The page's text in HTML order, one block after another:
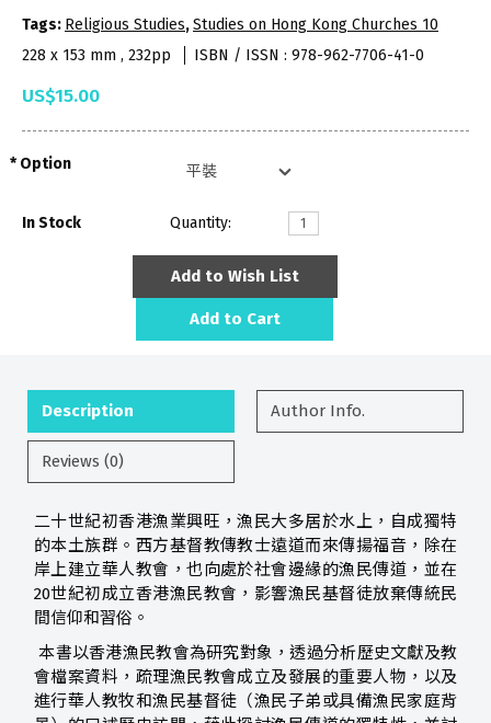
Tags: Religious Studies,Studies on Hong Kong Churches 10
228 x 153 mm , 232pp
ISBN / ISSN : 978-962-7706-41-0
US$15.00
Option
In Stock Quantity:
Add to Wish List
Add to Cart
Description Author Info.
Reviews (0)
二十世紀初香港漁業興旺，漁民大多居於水上，自成獨特
的本土族群。西方基督教傳教士遠道而來傳揚福音，除在
岸上建立華人教會，也向處於社會邊緣的漁民傳道，並在
20世紀初成立香港漁民教會，影響漁民基督徒放棄傳統民
間信仰和習俗。
本書以香港漁民教會為研究對象，透過分析歷史文獻及教
會檔案資料，疏理漁民教會成立及發展的重要人物，以及
進行華人教牧和漁民基督徒（漁民子弟或具備漁民家庭背